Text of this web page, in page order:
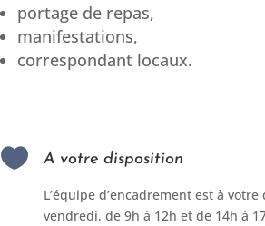
portage de repas,
manifestations,
correspondant locaux.
 A votre disposition
L’équipe d’encadrement est à
vendredi, de 9h à 12h et de 14h à